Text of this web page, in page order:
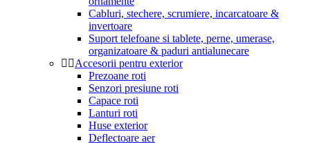
Cabluri, stechere, scrumiere, incarcatoare &
invertoare
Suport telefoane si tablete, perne, umerase,
organizatoare & paduri antialunecare
Accesorii pentru exterior
Prezoane roti
Senzori presiune roti
Capace roti
Lanturi roti
Huse exterior
Deflectoare aer